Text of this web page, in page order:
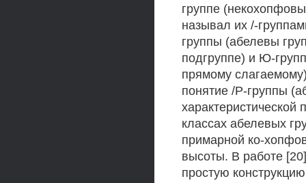
группе
называл их /-
группы (абелевы
подгруппе) и Ю-
прямому
понятие /Р-группы
характеристической
классах абелевых
примарной ко-
высоты. В работе
простую